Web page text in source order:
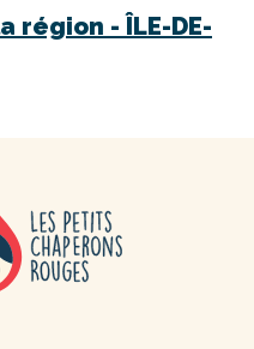
région - ÎLE-DE-